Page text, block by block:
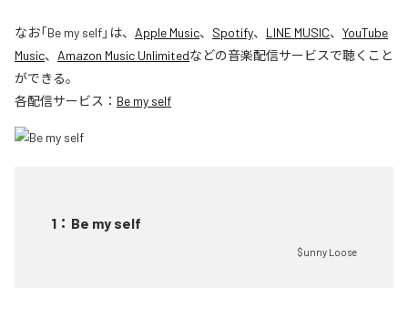
なお「Be my self」は、 Apple Music、 Spotify、 LINE MUSIC、 YouTube
Music、 Amazon Music Unlimitedなどの音楽配信サービスで聴くこと
ができる。
各配信サービス： Be my self
1 ： Be my self
$unny Loose